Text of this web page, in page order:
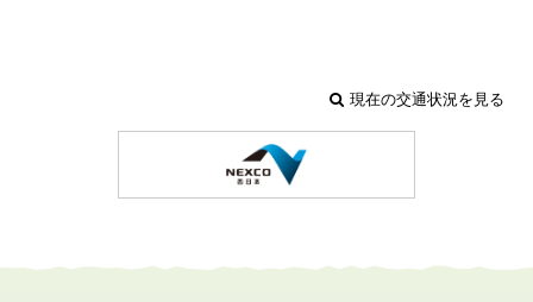
現在の交通状況を見る